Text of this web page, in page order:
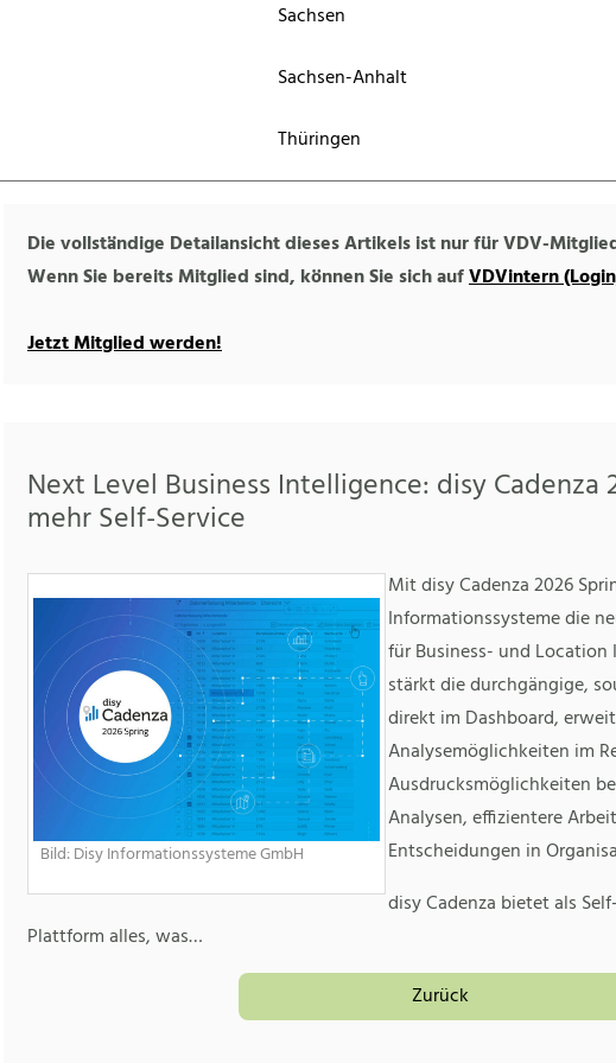
Sachsen
Sachsen-Anhalt
Thüringen
Die vollständige Detailansicht dieses Artikels ist nur für VDV-
Wenn Sie bereits Mitglied sind, können Sie sich aufVDVintern
Jetzt Mitglied werden!
Next Level Business Intelligence: disy Cadenza
mehr Self-Service
Bild: Disy Informationssysteme GmbH
Mit disy Cadenza 2026
Informationssysteme die
für Business- und
stärkt die durchgängige,
direkt im Dashboard,
Analysemöglichkeiten im
Ausdrucksmöglichkeiten
Analysen, effizientere
Entscheidungen in
disy Cadenza bietet als
Plattform alles, was…
Zurück